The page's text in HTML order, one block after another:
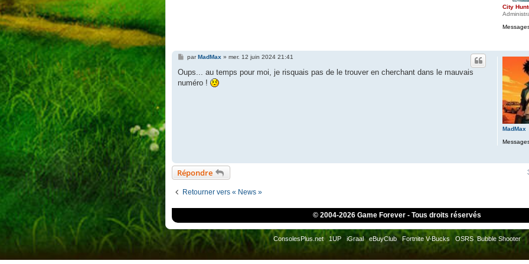
City
MadMax
M
s
a
par MadMax» mer. 12 juin 2024 21:41
Oups... au temps pour moi, je risquais pas de le trouver en cherchant dans le mauvais
numéro !
Répondre
Retourner vers « News »
© 2004-2026 Game Forever - Tous droits réservés
ConsolesPlus.net 1UP iGraal eBuyClub Fortnite V-Bucks OSRS Bubble Shooter